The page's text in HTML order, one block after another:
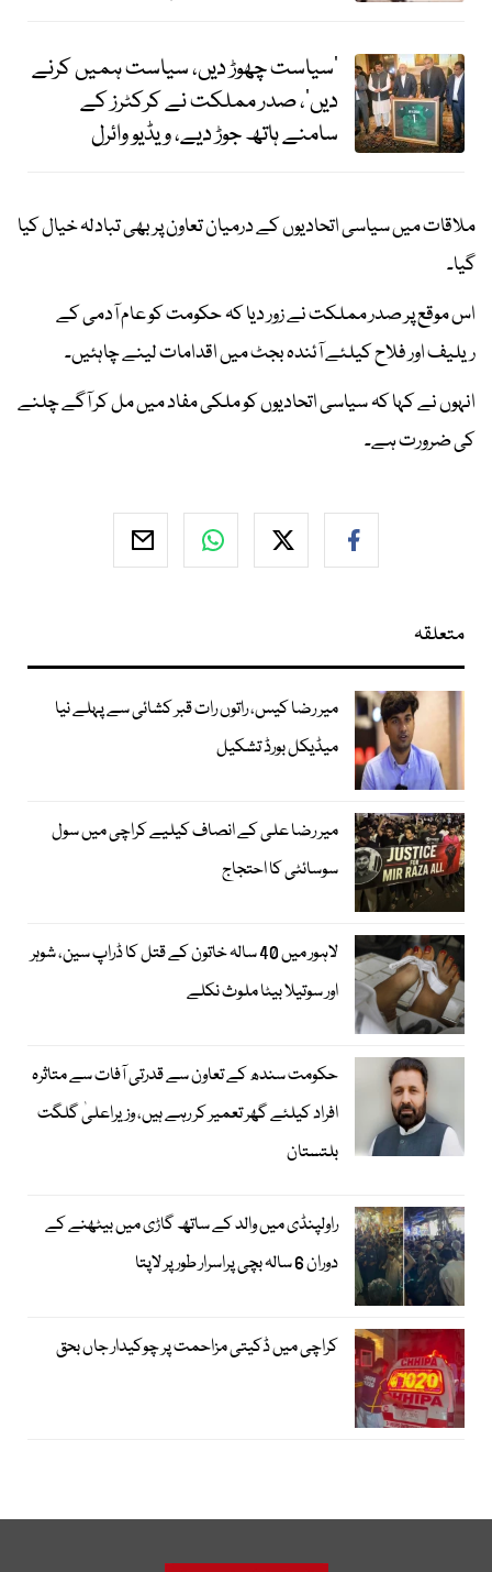
’سیاست چھوڑ دیں، سیاست ہمیں کرنے
دیں‘، صدر مملکت نے کرکٹرز کے
سامنے ہاتھ جوڑ دیے، ویڈیو وائرل
ملاقات میں سیاسی اتحادیوں کے درمیان تعاون پر بھی تبادلہ خیال کیا
گیا۔
اس موقع پر صدر مملکت نے زور دیا کہ حکومت کو عام آدمی کے
ریلیف اور فلاح کیلئے آئندہ بجٹ میں اقدامات لینے چاہئیں۔
انہوں نے کہا کہ سیاسی اتحادیوں کو ملکی مفاد میں مل کر آگے چلنے
کی ضرورت ہے۔
متعلقہ
میر رضا کیس، راتوں رات قبر کشائی سے پہلے نیا
میڈیکل بورڈ تشکیل
میر رضا علی کے انصاف کیلیے کراچی میں سول
سوسائٹی کا احتجاج
لاہور میں 40 سالہ خاتون کے قتل کا ڈراپ سین، شوہر
اور سوتیلا بیٹا ملوث نکلے
حکومت سندھ کے تعاون سے قدرتی آفات سے متاثرہ
افراد کیلئے گھر تعمیر کر رہے ہیں، وزیراعلیٰ گلگت
بلتستان
راولپنڈی میں والد کے ساتھ گاڑی میں بیٹھنے کے
دوران 6 سالہ بچی پراسرار طور پر لاپتا
کراچی میں ڈکیتی مزاحمت پر چوکیدار جاں بحق